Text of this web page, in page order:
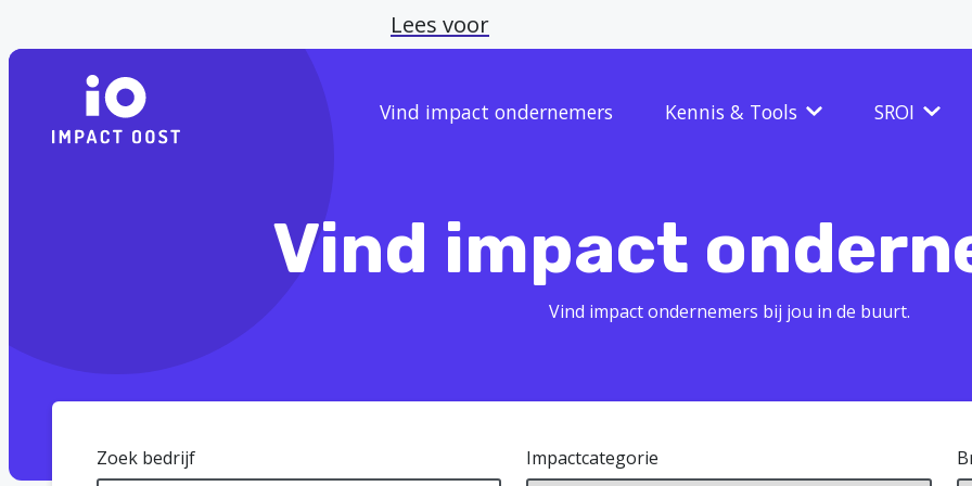
Lees voor
Vind impact ondernemers Kennis & Tools SROI
Vind impact
Vind impact ondernemers bij jou in de buurt.
Zoek bedrijf Impactcategorie